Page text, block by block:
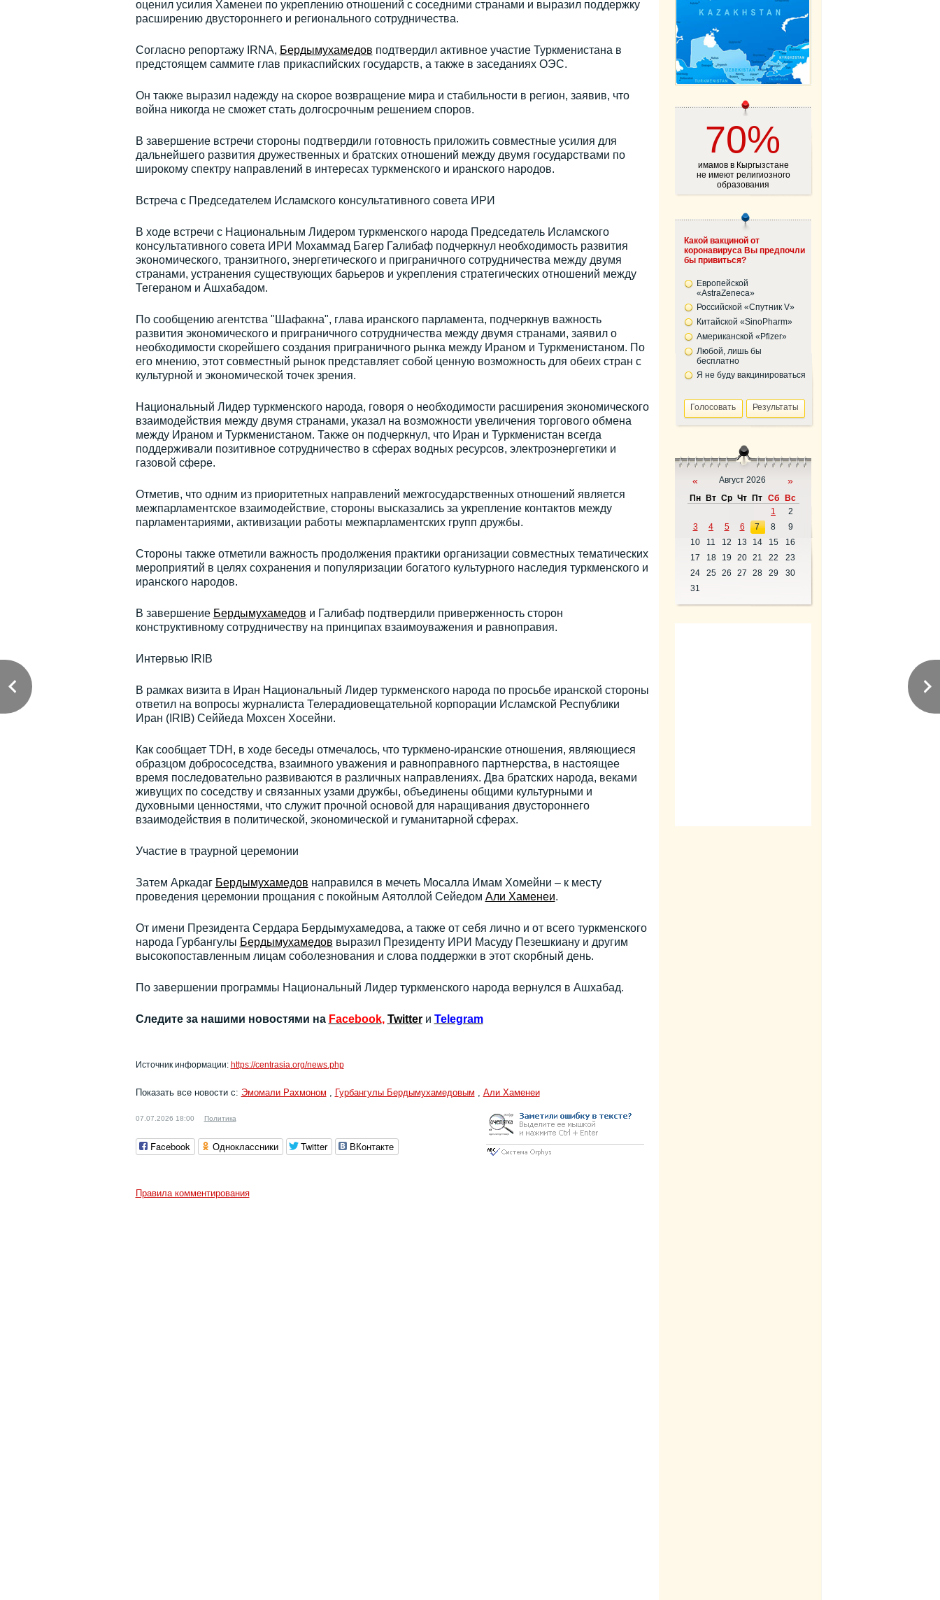
оценил усилия Хаменеи по укреплению отношений с соседними странами и выразил поддержку
расширению двустороннего и регионального сотрудничества.
Согласно репортажу IRNA, Бердымухамедов подтвердил активное участие Туркменистана в
предстоящем саммите глав прикаспийских государств, а также в заседаниях ОЭС.
Он также выразил надежду на скорое возвращение мира и стабильности в регион, заявив, что
война никогда не сможет стать долгосрочным решением споров.
В завершение встречи стороны подтвердили готовность приложить совместные усилия для
дальнейшего развития дружественных и братских отношений между двумя государствами по
широкому спектру направлений в интересах туркменского и иранского народов.
Встреча с Председателем Исламского консультативного совета ИРИ
В ходе встречи с Национальным Лидером туркменского народа Председатель Исламского
консультативного совета ИРИ Мохаммад Багер Галибаф подчеркнул необходимость развития
экономического, транзитного, энергетического и приграничного сотрудничества между двумя
странами, устранения существующих барьеров и укрепления стратегических отношений между
Тегераном и Ашхабадом.
По сообщению агентства "Шафакна", глава иранского парламента, подчеркнув важность
развития экономического и приграничного сотрудничества между двумя странами, заявил о
необходимости скорейшего создания приграничного рынка между Ираном и Туркменистаном. По
его мнению, этот совместный рынок представляет собой ценную возможность для обеих стран с
культурной и экономической точек зрения.
Национальный Лидер туркменского народа, говоря о необходимости расширения экономического
взаимодействия между двумя странами, указал на возможности увеличения торгового обмена
между Ираном и Туркменистаном. Также он подчеркнул, что Иран и Туркменистан всегда
поддерживали позитивное сотрудничество в сферах водных ресурсов, электроэнергетики и
газовой сфере.
Отметив, что одним из приоритетных направлений межгосударственных отношений является
межпарламентское взаимодействие, стороны высказались за укрепление контактов между
парламентариями, активизации работы межпарламентских групп дружбы.
Стороны также отметили важность продолжения практики организации совместных тематических
мероприятий в целях сохранения и популяризации богатого культурного наследия туркменского и
иранского народов.
В завершение Бердымухамедов и Галибаф подтвердили приверженность сторон
конструктивному сотрудничеству на принципах взаимоуважения и равноправия.
Интервью IRIB
В рамках визита в Иран Национальный Лидер туркменского народа по просьбе иранской стороны
ответил на вопросы журналиста Телерадиовещательной корпорации Исламской Республики
Иран (IRIB) Сеййеда Мохсен Хосейни.
Как сообщает TDH, в ходе беседы отмечалось, что туркмено-иранские отношения, являющиеся
образцом добрососедства, взаимного уважения и равноправного партнерства, в настоящее
время последовательно развиваются в различных направлениях. Два братских народа, веками
живущих по соседству и связанных узами дружбы, объединены общими культурными и
духовными ценностями, что служит прочной основой для наращивания двустороннего
взаимодействия в политической, экономической и гуманитарной сферах.
Участие в траурной церемонии
Затем Аркадаг Бердымухамедов направился в мечеть Мосалла Имам Хомейни – к месту
проведения церемонии прощания с покойным Аятоллой Сейедом Али Хаменеи.
От имени Президента Сердара Бердымухамедова, а также от себя лично и от всего туркменского
народа Гурбангулы Бердымухамедов выразил Президенту ИРИ Масуду Пезешкиану и другим
высокопоставленным лицам соболезнования и слова поддержки в этот скорбный день.
По завершении программы Национальный Лидер туркменского народа вернулся в Ашхабад.
Следите за нашими новостями на Facebook, Twitter и Telegram
Источник информации: https://centrasia.org/news.php
Показать все новости с: Эмомали Рахмоном , Гурбангулы Бердымухамедовым , Али Хаменеи
07.07.2026 18:00 Политика
Facebook Одноклассники Twitter ВКонтакте
Правила комментирования
70%
имамов в Кыргызстане
не имеют религиозного
образования
Какой вакциной от
коронавируса Вы предпочли
бы привиться?
Европейской
«AstraZeneca»
Российской «Спутник V»
Китайской «SinoPharm»
Американской «Pfizer»
Любой, лишь бы
бесплатно
Я не буду вакцинироваться
« Август 2026 »
Пн Вт Ср Чт Пт Сб
Вс
1
2
3
4 5 6 7 8
9
10
11 12 13 14 15
16
17
18 19 20 21 22
23
24
25 26 27 28 29
30
31